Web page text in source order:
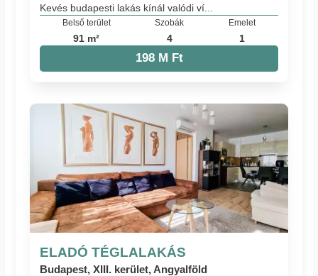
Kevés budapesti lakás kínál valódi ví...
Belső terület
91 m²
Szobák
4
Emelet
1
198 M Ft
ELADÓ TÉGLALAKÁS
Budapest, XIII. kerület, Angyalföld